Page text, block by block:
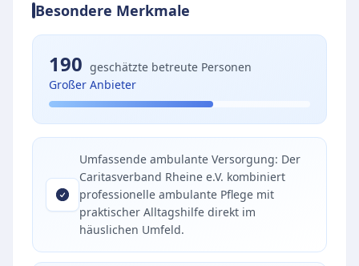
Besondere Merkmale
190 geschätzte betreute Personen
Großer Anbieter
Umfassende ambulante Versorgung: Der
Caritasverband Rheine e.V. kombiniert
professionelle ambulante Pflege mit
praktischer Alltagshilfe direkt im
häuslichen Umfeld.